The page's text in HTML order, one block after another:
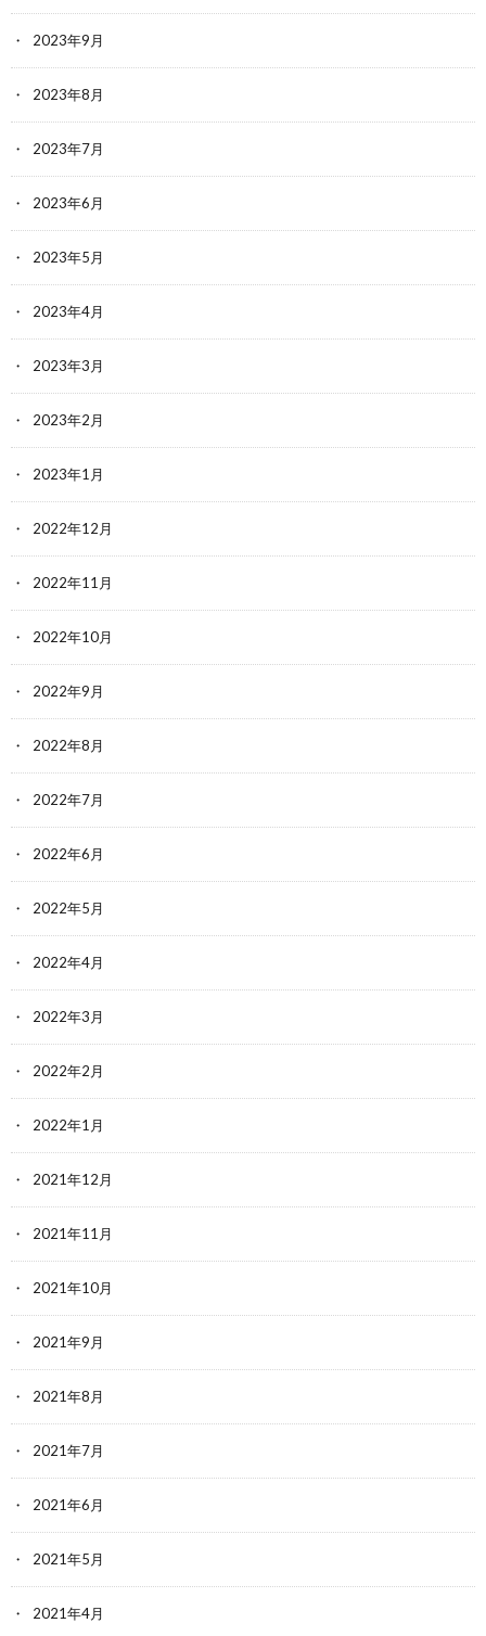
2023年9月
2023年8月
2023年7月
2023年6月
2023年5月
2023年4月
2023年3月
2023年2月
2023年1月
2022年12月
2022年11月
2022年10月
2022年9月
2022年8月
2022年7月
2022年6月
2022年5月
2022年4月
2022年3月
2022年2月
2022年1月
2021年12月
2021年11月
2021年10月
2021年9月
2021年8月
2021年7月
2021年6月
2021年5月
2021年4月